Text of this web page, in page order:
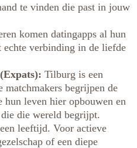
te vinden die past in jouw
komen datingapps al hun
verbinding in de liefde
Tilburg is een
matchmakers begrijpen de
hun leven hier opbouwen en
die wereld begrijpt.
leeftijd. Voor actieve
of een diepe